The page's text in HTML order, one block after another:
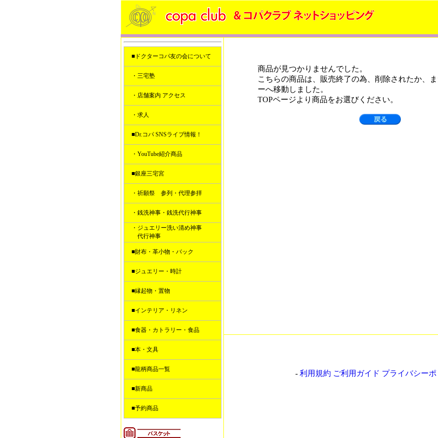
■ドクターコパ友の会について
・三宅塾
・店舗案内 アクセス
・求人
■Dr.コパ SNSライブ情報！
・YouTube紹介商品
■銀座三宅宮
・祈願祭 参列・代理参拝
・銭洗神事・銭洗代行神事
・ジュエリー洗い清め神事
代行神事
■財布・革小物・バック
■ジュエリー・時計
■縁起物・置物
■インテリア・リネン
■食器・カトラリー・食品
■本・文具
■龍柄商品一覧
■新商品
■予約商品
商品が見つかりませんでした。
こちらの商品は、販売終了の為、削除されたか、
ーへ移動しました。
TOPページより商品をお選びください。
- 利用規約 ご利用ガイド プライバシーポ